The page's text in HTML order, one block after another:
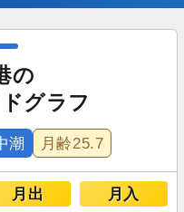
の
グラフ
潮 月齢25.7
月出 月入